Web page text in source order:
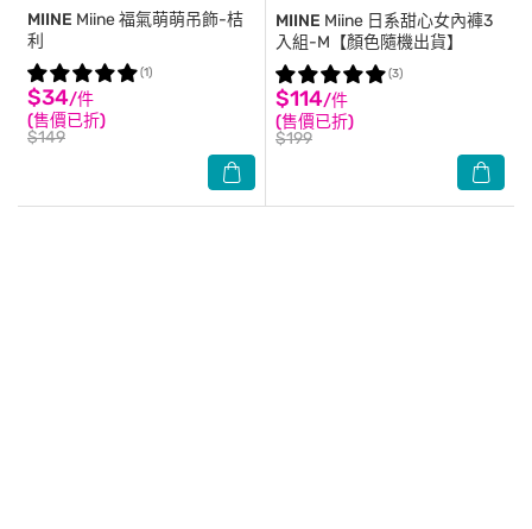
MIINE Miine 福氣萌萌吊飾-桔
利
$34/件
(售價已折)
$149
(1)
MIINE Miine 日系甜心女內褲3
入組-M【顏色隨機出貨】
$114/件
(售價已折)
$199
(3)